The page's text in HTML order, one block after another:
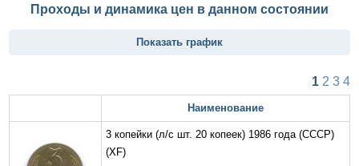
Проходы и динамика цен в данном состоянии
Показать график
1 2 3 4
Наименование
3 копейки (л/с шт. 20 копеек) 1986 года (СССР)
(XF)